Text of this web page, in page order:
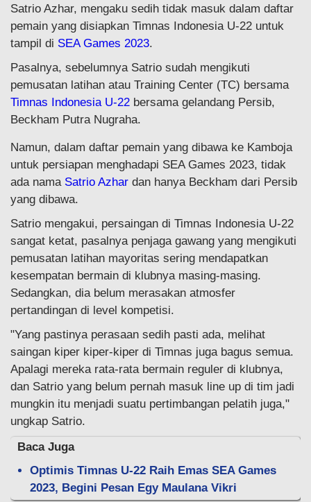
Satrio Azhar, mengaku sedih tidak masuk dalam daftar
pemain yang disiapkan Timnas Indonesia U-22 untuk
tampil di SEA Games 2023.
Pasalnya, sebelumnya Satrio sudah mengikuti
pemusatan latihan atau Training Center (TC) bersama
Timnas Indonesia U-22 bersama gelandang Persib,
Beckham Putra Nugraha.
Namun, dalam daftar pemain yang dibawa ke Kamboja
untuk persiapan menghadapi SEA Games 2023, tidak
ada nama Satrio Azhar dan hanya Beckham dari Persib
yang dibawa.
Satrio mengakui, persaingan di Timnas Indonesia U-22
sangat ketat, pasalnya penjaga gawang yang mengikuti
pemusatan latihan mayoritas sering mendapatkan
kesempatan bermain di klubnya masing-masing.
Sedangkan, dia belum merasakan atmosfer
pertandingan di level kompetisi.
"Yang pastinya perasaan sedih pasti ada, melihat
saingan kiper kiper-kiper di Timnas juga bagus semua.
Apalagi mereka rata-rata bermain reguler di klubnya,
dan Satrio yang belum pernah masuk line up di tim jadi
mungkin itu menjadi suatu pertimbangan pelatih juga,"
ungkap Satrio.
Baca Juga
Optimis Timnas U-22 Raih Emas SEA Games
2023, Begini Pesan Egy Maulana Vikri